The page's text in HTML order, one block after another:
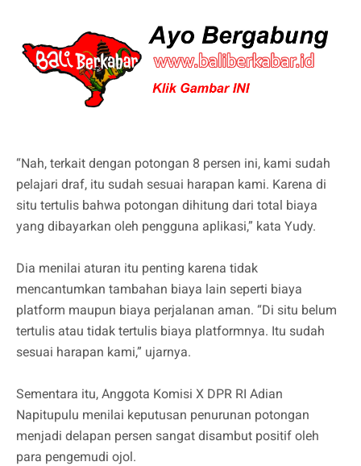
“Nah, terkait dengan potongan 8 persen ini, kami sudah
pelajari draf, itu sudah sesuai harapan kami. Karena di
situ tertulis bahwa potongan dihitung dari total biaya
yang dibayarkan oleh pengguna aplikasi,” kata Yudy.
Dia menilai aturan itu penting karena tidak
mencantumkan tambahan biaya lain seperti biaya
platform maupun biaya perjalanan aman. “Di situ belum
tertulis atau tidak tertulis biaya platformnya. Itu sudah
sesuai harapan kami,” ujarnya.
Sementara itu, Anggota Komisi X DPR RI Adian
Napitupulu menilai keputusan penurunan potongan
menjadi delapan persen sangat disambut positif oleh
para pengemudi ojol.